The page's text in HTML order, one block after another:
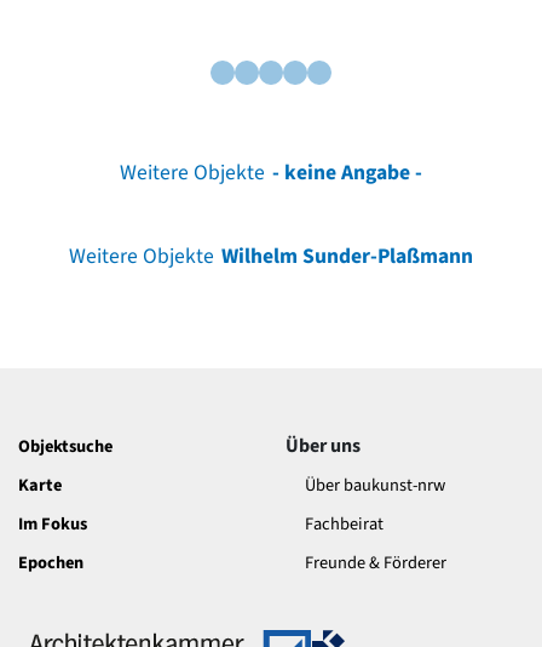
Weitere Objekte - keine Angabe -
Weitere Objekte Wilhelm Sunder-Plaßmann
Objektsuche
Karte
Im Fokus
Epochen
Über uns
Über baukunst-nrw
Fachbeirat
Freunde & Förderer